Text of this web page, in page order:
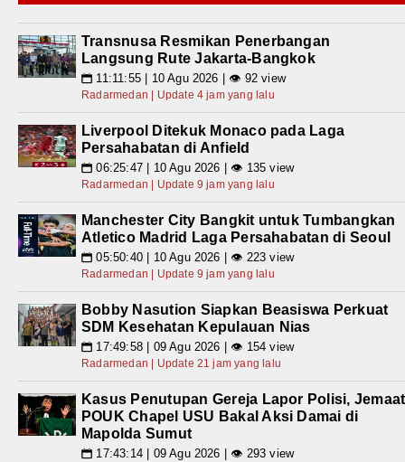
Transnusa Resmikan Penerbangan
Langsung Rute Jakarta-Bangkok
📅 11:11:55 | 10 Agu 2026 | 👁 92 view
Radarmedan | Update 4 jam yang lalu
Liverpool Ditekuk Monaco pada Laga
Persahabatan di Anfield
📅 06:25:47 | 10 Agu 2026 | 👁 135 view
Radarmedan | Update 9 jam yang lalu
Manchester City Bangkit untuk Tumbangkan
Atletico Madrid Laga Persahabatan di Seoul
📅 05:50:40 | 10 Agu 2026 | 👁 223 view
Radarmedan | Update 9 jam yang lalu
Bobby Nasution Siapkan Beasiswa Perkuat
SDM Kesehatan Kepulauan Nias
📅 17:49:58 | 09 Agu 2026 | 👁 154 view
Radarmedan | Update 21 jam yang lalu
Kasus Penutupan Gereja Lapor Polisi, Jemaat
POUK Chapel USU Bakal Aksi Damai di
Mapolda Sumut
📅 17:43:14 | 09 Agu 2026 | 👁 293 view